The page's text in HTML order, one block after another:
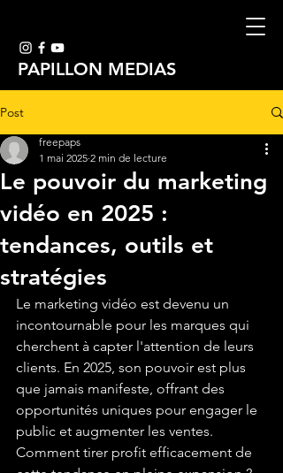
PAPILLON MEDIAS
Post
Le pouvoir du marketing
vidéo en 2025 :
tendances, outils et
stratégies
freepaps
1 mai 2025 2 min de lecture
Le marketing vidéo est devenu un
incontournable pour les marques qui
cherchent à capter l'attention de leurs
clients. En 2025, son pouvoir est plus
que jamais manifeste, offrant des
opportunités uniques pour engager le
public et augmenter les ventes.
Comment tirer profit efficacement de